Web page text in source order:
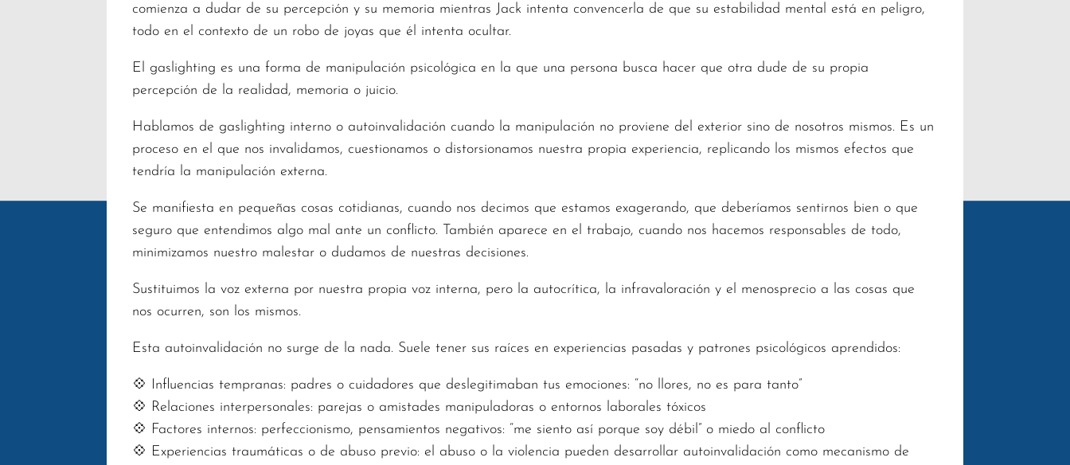
comienza a dudar de su percepción y su memoria mientras Jack intenta convencerla de que su estabilidad mental está en peligro,
todo en el contexto de un robo de joyas que él intenta ocultar.
El gaslighting es una forma de manipulación psicológica en la que una persona busca hacer que otra dude de su propia
percepción de la realidad, memoria o juicio.
Hablamos de gaslighting interno o autoinvalidación cuando la manipulación no proviene del exterior sino de nosotros mismos. Es un
proceso en el que nos invalidamos, cuestionamos o distorsionamos nuestra propia experiencia, replicando los mismos efectos que
tendría la manipulación externa.
Se manifiesta en pequeñas cosas cotidianas, cuando nos decimos que estamos exagerando, que deberíamos sentirnos bien o que
seguro que entendimos algo mal ante un conflicto. También aparece en el trabajo, cuando nos hacemos responsables de todo,
minimizamos nuestro malestar o dudamos de nuestras decisiones.
Sustituimos la voz externa por nuestra propia voz interna, pero la autocrítica, la infravaloración y el menosprecio a las cosas que
nos ocurren, son los mismos.
Esta autoinvalidación no surge de la nada. Suele tener sus raíces en experiencias pasadas y patrones psicológicos aprendidos:
💠 Influencias tempranas: padres o cuidadores que deslegitimaban tus emociones: “no llores, no es para tanto”
💠 Relaciones interpersonales: parejas o amistades manipuladoras o entornos laborales tóxicos
💠 Factores internos: perfeccionismo, pensamientos negativos: “me siento así porque soy débil” o miedo al conflicto
💠 Experiencias traumáticas o de abuso previo: el abuso o la violencia pueden desarrollar autoinvalidación como mecanismo de